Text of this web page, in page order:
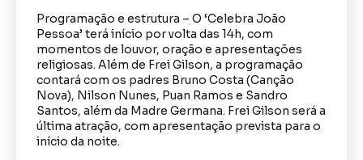
Programação e estrutura – O ‘Celebra João
Pessoa’ terá início por volta das 14h, com
momentos de louvor, oração e apresentações
religiosas. Além de Frei Gilson, a programação
contará com os padres Bruno Costa (Canção
Nova), Nilson Nunes, Puan Ramos e Sandro
Santos, além da Madre Germana. Frei Gilson será a
última atração, com apresentação prevista para o
início da noite.